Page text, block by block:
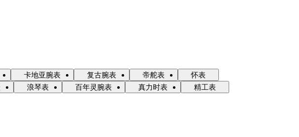
卡地亚腕表 复古腕表 帝舵表
怀表
浪琴表 百年灵腕表 真力时表 精工表